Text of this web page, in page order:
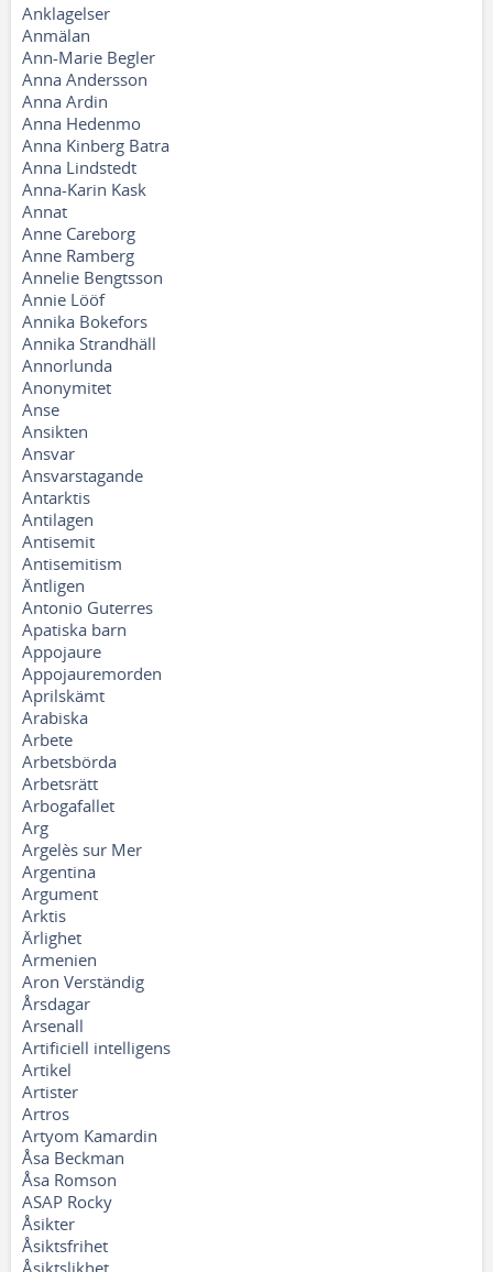
Anklagelser
Anmälan
Ann-Marie Begler
Anna Andersson
Anna Ardin
Anna Hedenmo
Anna Kinberg Batra
Anna Lindstedt
Anna-Karin Kask
Annat
Anne Careborg
Anne Ramberg
Annelie Bengtsson
Annie Lööf
Annika Bokefors
Annika Strandhäll
Annorlunda
Anonymitet
Anse
Ansikten
Ansvar
Ansvarstagande
Antarktis
Antilagen
Antisemit
Antisemitism
Äntligen
Antonio Guterres
Apatiska barn
Appojaure
Appojauremorden
Aprilskämt
Arabiska
Arbete
Arbetsbörda
Arbetsrätt
Arbogafallet
Arg
Argelès sur Mer
Argentina
Argument
Arktis
Ärlighet
Armenien
Aron Verständig
Årsdagar
Arsenall
Artificiell intelligens
Artikel
Artister
Artros
Artyom Kamardin
Åsa Beckman
Åsa Romson
ASAP Rocky
Åsikter
Åsiktsfrihet
Åsiktslikhet